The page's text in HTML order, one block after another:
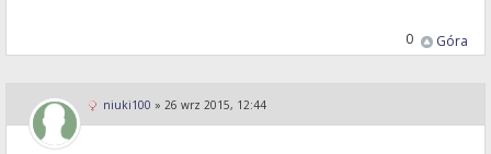
Góra
0
niuki100 » 26 wrz 2015, 12:44